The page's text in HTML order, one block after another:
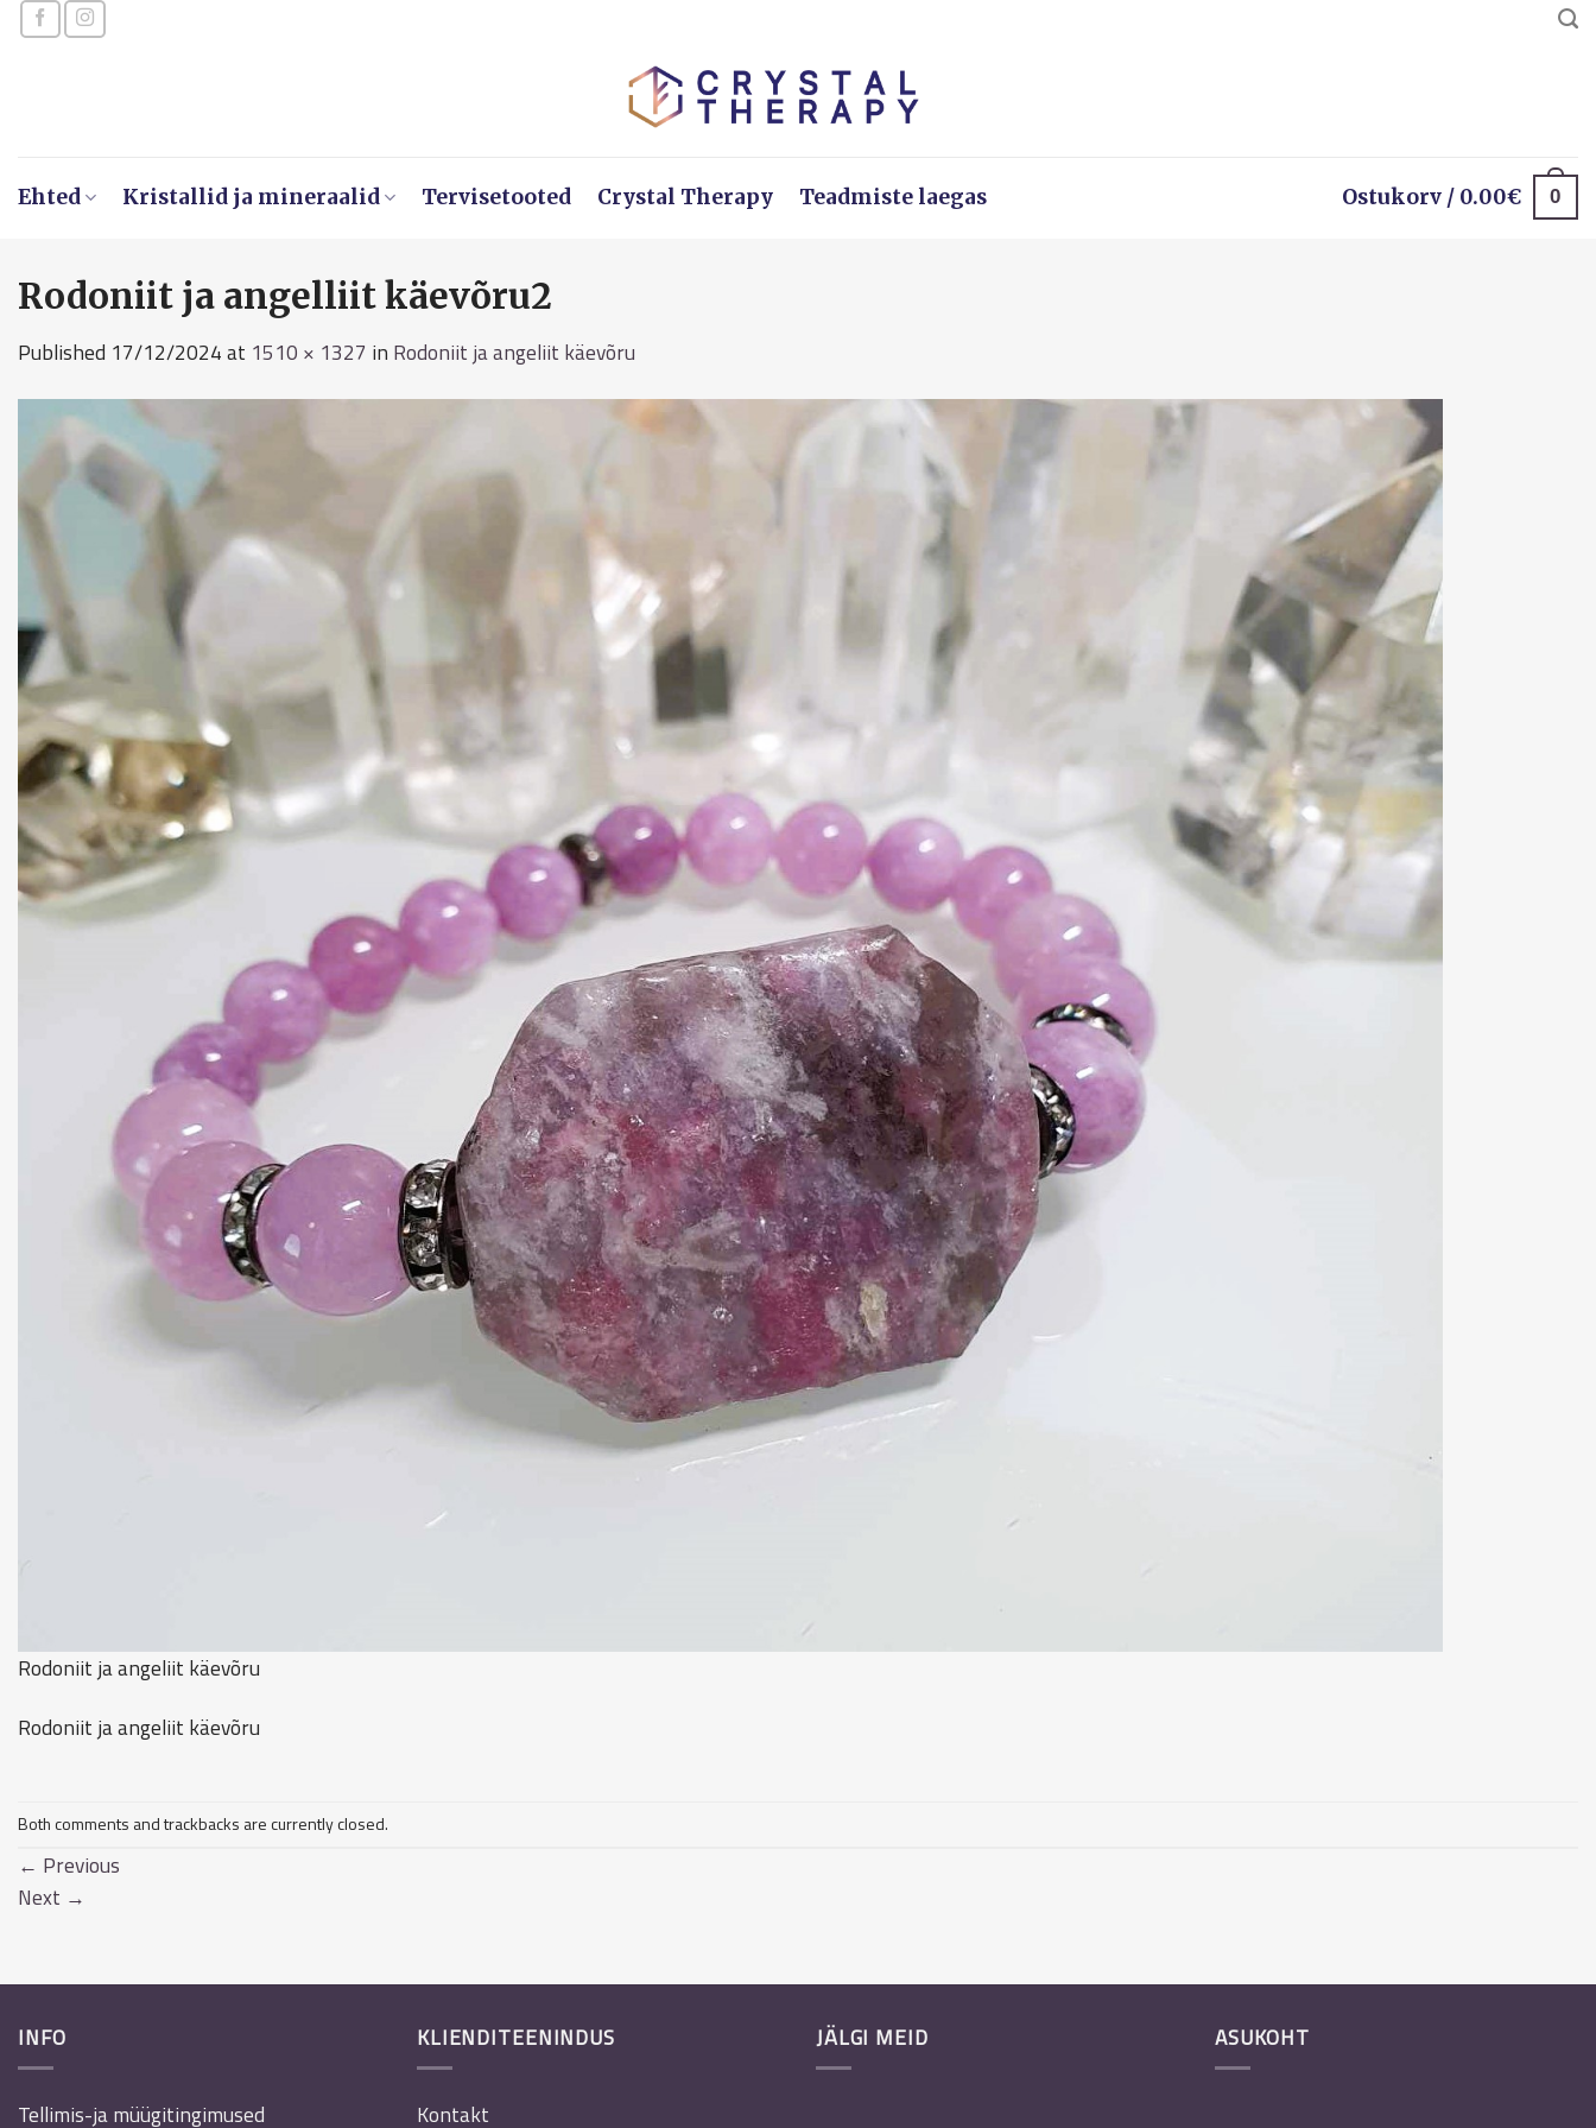
Skip
Ehted Kristallid ja mineraalid Tervisetooted Crystal Therapy Teadmiste laegas Ostukorv / 0.00€ 0
Rodoniit ja angelliit käevõru2
Published 17/12/2024at 1510 × 1327 in Rodoniit ja angeliit käevõru
Rodoniit ja angeliit käevõru
Rodoniit ja angeliit käevõru
Both comments and trackbacks are currently closed.
← Previous
Next →
INFO
Tellimis-ja müügitingimused
KLIENDITEENINDUS
Kontakt
JÄLGI MEID ASUKOHT